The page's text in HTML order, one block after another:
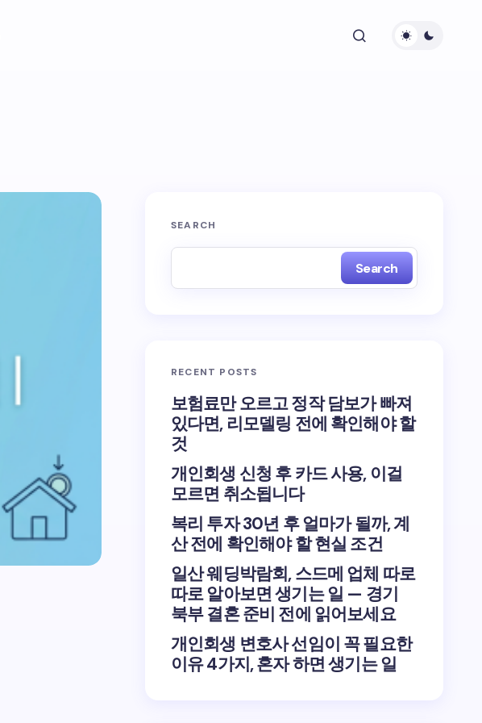
SEARCH
Search
RECENT POSTS
보험료만 오르고 정작 담보가 빠져
있다면, 리모델링 전에 확인해야 할
것
개인회생 신청 후 카드 사용, 이걸
모르면 취소됩니다
복리 투자 30년 후 얼마가 될까, 계
산 전에 확인해야 할 현실 조건
일산 웨딩박람회, 스드메 업체 따로
따로 알아보면 생기는 일 — 경기
북부 결혼 준비 전에 읽어보세요
개인회생 변호사 선임이 꼭 필요한
이유 4가지, 혼자 하면 생기는 일